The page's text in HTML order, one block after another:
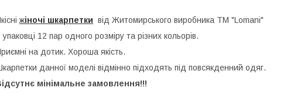
жіночі шкарпетки від Житомирського виробника ТМ "Lomani"
упаковці 12 пар одного розміру та різних кольорів.
на дотик. Хороша якість.
данної моделі відмінно підходять під повсякденний одяг.
мінімальне замовлення!!!